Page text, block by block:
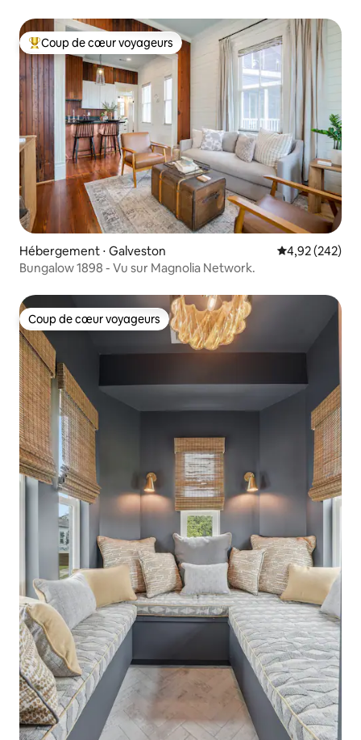
Coups de cœur voyageurs les plus appréciés
Coup de cœur voyageurs
Hébergement ⋅ Galveston Évaluation
4,92 (242)
Bungalow 1898 - Vu sur Magnolia Network.
Coup de cœur voyageurs
Coup de cœur voyageurs